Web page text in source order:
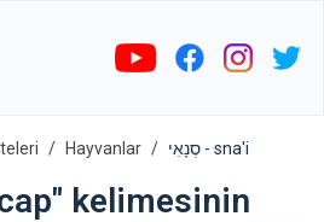
Hayvanlar סְנָאִי - sna'i
kelimesinin